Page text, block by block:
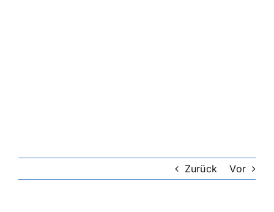
Zurück Vor